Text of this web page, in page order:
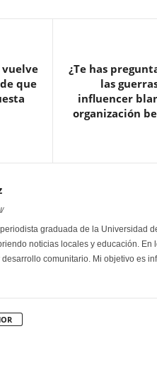
vuelve
que
¿Te has
las
influencer
organización
graduada de la Universidad
noticias locales y educación. En
comunitario. Mi objetivo es